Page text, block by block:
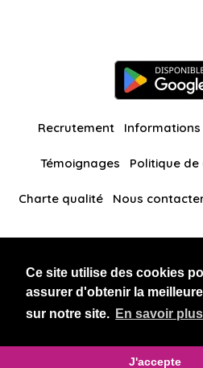
Ce site utilise des cookies
assurer d'obtenir la
sur notre site. En savoir plus
J'accepte
Recrutement Informations
Témoignages Politique
Charte qualité Nous
BlackAndBeauties